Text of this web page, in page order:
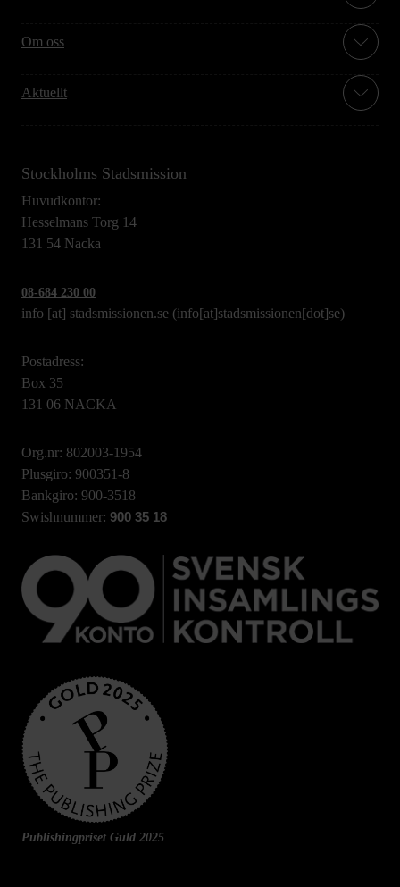
Om oss
Aktuellt
Stockholms Stadsmission
Huvudkontor:
Hesselmans Torg 14
131 54 Nacka
08-684 230 00
info [at] stadsmissionen.se (info[at]stadsmissionen[dot]se)
Postadress:
Box 35
131 06 NACKA
Org.nr: 802003-1954
Plusgiro: 900351-8
Bankgiro: 900-3518
Swishnummer: 900 35 18
Publishingpriset Guld 2025